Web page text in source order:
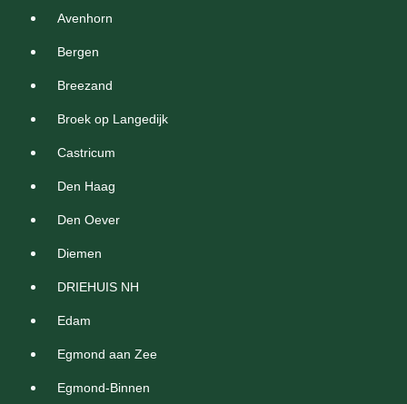
Avenhorn
Bergen
Breezand
Broek op Langedijk
Castricum
Den Haag
Den Oever
Diemen
DRIEHUIS NH
Edam
Egmond aan Zee
Egmond-Binnen